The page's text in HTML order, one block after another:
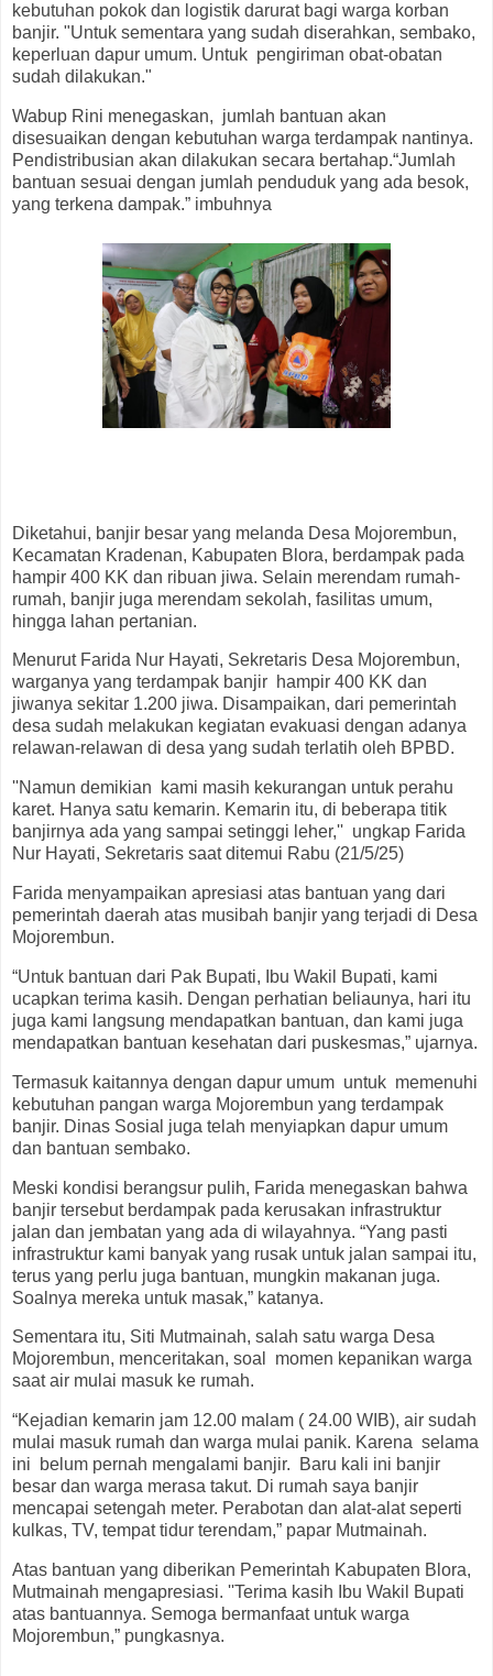
kebutuhan pokok dan logistik darurat bagi warga korban
banjir. "Untuk sementara yang sudah diserahkan, sembako,
keperluan dapur umum. Untuk pengiriman obat-obatan
sudah dilakukan."
Wabup Rini menegaskan, jumlah bantuan akan
disesuaikan dengan kebutuhan warga terdampak nantinya.
Pendistribusian akan dilakukan secara bertahap.“Jumlah
bantuan sesuai dengan jumlah penduduk yang ada besok,
yang terkena dampak.” imbuhnya
Diketahui, banjir besar yang melanda Desa Mojorembun,
Kecamatan Kradenan, Kabupaten Blora, berdampak pada
hampir 400 KK dan ribuan jiwa. Selain merendam rumah-
rumah, banjir juga merendam sekolah, fasilitas umum,
hingga lahan pertanian.
Menurut Farida Nur Hayati, Sekretaris Desa Mojorembun,
warganya yang terdampak banjir hampir 400 KK dan
jiwanya sekitar 1.200 jiwa. Disampaikan, dari pemerintah
desa sudah melakukan kegiatan evakuasi dengan adanya
relawan-relawan di desa yang sudah terlatih oleh BPBD.
''Namun demikian kami masih kekurangan untuk perahu
karet. Hanya satu kemarin. Kemarin itu, di beberapa titik
banjirnya ada yang sampai setinggi leher,'' ungkap Farida
Nur Hayati, Sekretaris saat ditemui Rabu (21/5/25)
Farida menyampaikan apresiasi atas bantuan yang dari
pemerintah daerah atas musibah banjir yang terjadi di Desa
Mojorembun.
“Untuk bantuan dari Pak Bupati, Ibu Wakil Bupati, kami
ucapkan terima kasih. Dengan perhatian beliaunya, hari itu
juga kami langsung mendapatkan bantuan, dan kami juga
mendapatkan bantuan kesehatan dari puskesmas,” ujarnya.
Termasuk kaitannya dengan dapur umum untuk memenuhi
kebutuhan pangan warga Mojorembun yang terdampak
banjir. Dinas Sosial juga telah menyiapkan dapur umum
dan bantuan sembako.
Meski kondisi berangsur pulih, Farida menegaskan bahwa
banjir tersebut berdampak pada kerusakan infrastruktur
jalan dan jembatan yang ada di wilayahnya. “Yang pasti
infrastruktur kami banyak yang rusak untuk jalan sampai itu,
terus yang perlu juga bantuan, mungkin makanan juga.
Soalnya mereka untuk masak,” katanya.
Sementara itu, Siti Mutmainah, salah satu warga Desa
Mojorembun, menceritakan, soal momen kepanikan warga
saat air mulai masuk ke rumah.
“Kejadian kemarin jam 12.00 malam ( 24.00 WIB), air sudah
mulai masuk rumah dan warga mulai panik. Karena selama
ini belum pernah mengalami banjir. Baru kali ini banjir
besar dan warga merasa takut. Di rumah saya banjir
mencapai setengah meter. Perabotan dan alat-alat seperti
kulkas, TV, tempat tidur terendam,” papar Mutmainah.
Atas bantuan yang diberikan Pemerintah Kabupaten Blora,
Mutmainah mengapresiasi. ''Terima kasih Ibu Wakil Bupati
atas bantuannya. Semoga bermanfaat untuk warga
Mojorembun,” pungkasnya.